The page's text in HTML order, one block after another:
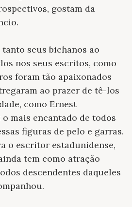
gostam da
seus bichanos ao
nos seus escritos, como
foram tão apaixonados
ao prazer de tê-los
como Ernest
mais encantado de todos
figuras de pelo e garras.
o escritor estadunidense,
tem como atração
descendentes daqueles